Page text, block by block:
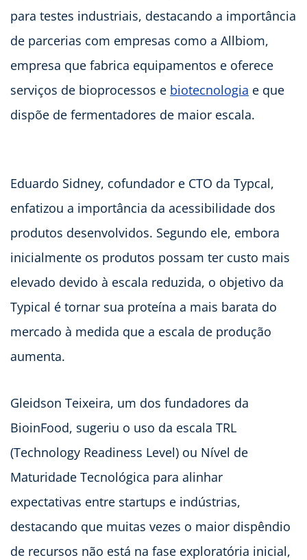
para testes industriais, destacando a importância
de parcerias com empresas como a Allbiom,
empresa que fabrica equipamentos e oferece
serviços de bioprocessos e biotecnologia e que
dispõe de fermentadores de maior escala.
Eduardo Sidney, cofundador e CTO da Typcal,
enfatizou a importância da acessibilidade dos
produtos desenvolvidos. Segundo ele, embora
inicialmente os produtos possam ter custo mais
elevado devido à escala reduzida, o objetivo da
Typical é tornar sua proteína a mais barata do
mercado à medida que a escala de produção
aumenta.
Gleidson Teixeira, um dos fundadores da
BioinFood, sugeriu o uso da escala TRL
(Technology Readiness Level) ou Nível de
Maturidade Tecnológica para alinhar
expectativas entre startups e indústrias,
destacando que muitas vezes o maior dispêndio
de recursos não está na fase exploratória inicial,